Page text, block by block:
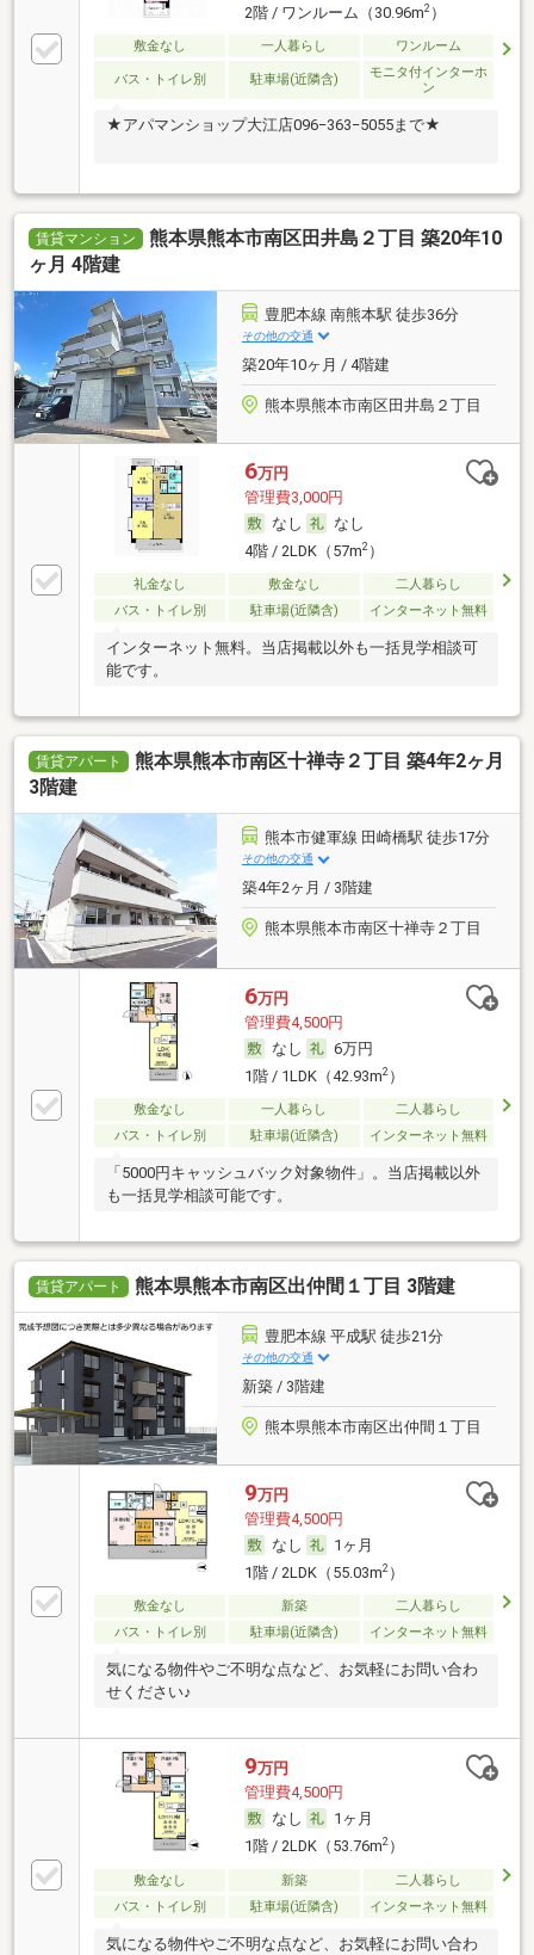
2階 / ワンルーム（30.96m2）
敷金なし 一人暮らし ワンルーム
バス・トイレ別 駐車場(近隣含)
モニタ付インターホ
ン
★アパマンショップ大江店096−363−5055まで★
賃貸マンション
熊本県熊本市南区田井島２丁目 築20年10
ヶ月 4階建
豊肥本線 南熊本駅 徒歩36分
その他の交通
築20年10ヶ月 / 4階建
熊本県熊本市南区田井島２丁目
6万円
管理費3,000円
なし
なし
4階 / 2LDK（57m2）
礼金なし 敷金なし
二人暮らし
バス・トイレ別
駐車場(近隣含) インターネット無料
インターネット無料。当店掲載以外も一括見学相談可
能です。
賃貸アパート
熊本県熊本市南区十禅寺２丁目 築4年2ヶ月
3階建
熊本市健軍線 田崎橋駅 徒歩17分
その他の交通
築4年2ヶ月 / 3階建
熊本県熊本市南区十禅寺２丁目
6万円
管理費4,500円
なし
6万円
1階 / 1LDK（42.93m2）
敷金なし 一人暮らし
二人暮らし
バス・トイレ別
駐車場(近隣含) インターネット無料
「5000円キャッシュバック対象物件」。当店掲載以外
も一括見学相談可能です。
賃貸アパート 熊本県熊本市南区出仲間１丁目 3階建
豊肥本線 平成駅 徒歩21分
その他の交通
新築 / 3階建
熊本県熊本市南区出仲間１丁目
9万円
管理費4,500円
なし
1ヶ月
1階 / 2LDK（55.03m2）
敷金なし 新築
二人暮らし
バス・トイレ別
駐車場(近隣含) インターネット無料
気になる物件やご不明な点など、お気軽にお問い合わ
せください♪
9万円
管理費4,500円
なし
1ヶ月
1階 / 2LDK（53.76m2）
敷金なし 新築
二人暮らし
バス・トイレ別
駐車場(近隣含) インターネット無料
気になる物件やご不明な点など、お気軽にお問い合わ